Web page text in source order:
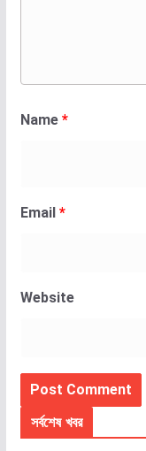
Name *
Email *
Website
সর্বশেষ খবর